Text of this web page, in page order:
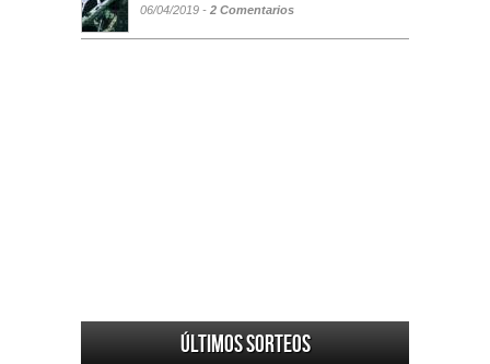
06/04/2019 - 2 Comentarios
Últimos sorteos